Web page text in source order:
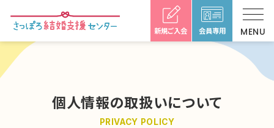
新規ご入会 会員専用
個人情報の取扱いについて
PRIVACY POLICY